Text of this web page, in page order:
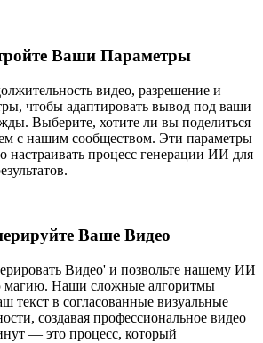
Ваши Параметры
видео, разрешение и
чтобы адаптировать вывод под ваши
Выберите, хотите ли вы поделиться
с нашим сообществом. Эти параметры
настраивать процесс генерации ИИ для
Ваше Видео
Видео' и позвольте нашему ИИ
магию. Наши сложные алгоритмы
текст в согласованные визуальные
создавая профессиональное видео
— это процесс, который